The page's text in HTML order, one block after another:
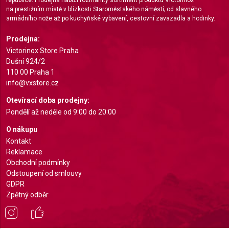
na prestižním místě v blízkosti Staroměstského náměstí; od slavného
armádního nože až po kuchyňské vybavení, cestovní zavazadla a hodinky.
Prodejna:
Victorinox Store Praha
Dušní 924/2
110 00 Praha 1
info@vxstore.cz
Otevírací doba prodejny:
Pondělí až neděle od 9:00 do 20:00
O nákupu
Kontakt
Reklamace
Obchodní podmínky
Odstoupení od smlouvy
GDPR
Zpětný odběr
Identify devices based on information actively
requested
Non-IAB processing purposes:
Necessary
Performance
Functional